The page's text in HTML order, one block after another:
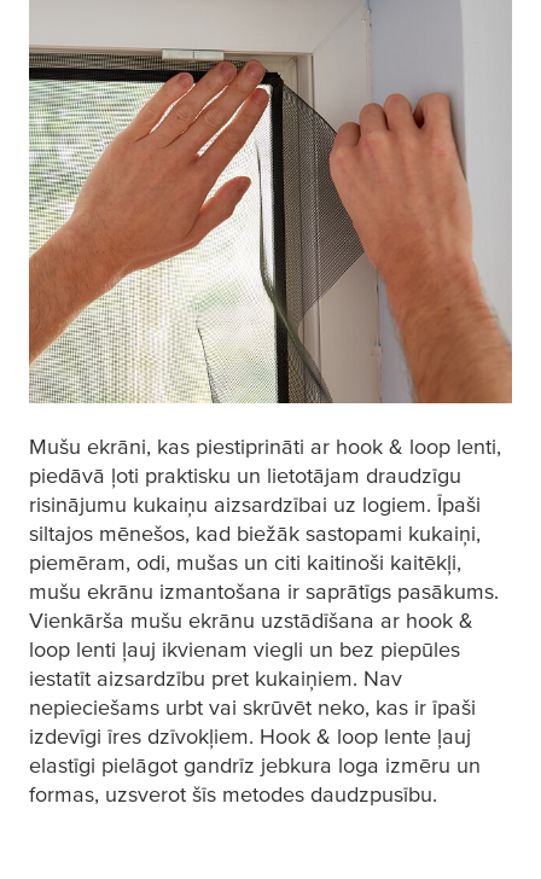
Mušu ekrāni, kas piestiprināti ar hook & loop lenti,
piedāvā ļoti praktisku un lietotājam draudzīgu
risinājumu kukaiņu aizsardzībai uz logiem. Īpaši
siltajos mēnešos, kad biežāk sastopami kukaiņi,
piemēram, odi, mušas un citi kaitinoši kaitēkļi,
mušu ekrānu izmantošana ir saprātīgs pasākums.
Vienkārša mušu ekrānu uzstādīšana ar hook &
loop lenti ļauj ikvienam viegli un bez piepūles
iestatīt aizsardzību pret kukaiņiem. Nav
nepieciešams urbt vai skrūvēt neko, kas ir īpaši
izdevīgi īres dzīvokļiem. Hook & loop lente ļauj
elastīgi pielāgot gandrīz jebkura loga izmēru un
formas, uzsverot šīs metodes daudzpusību.